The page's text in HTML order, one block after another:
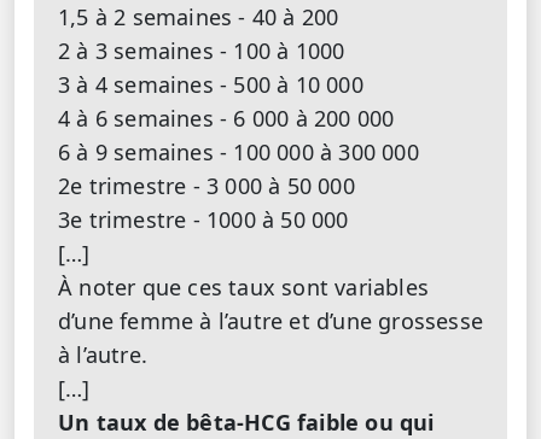
1,5 à 2 semaines - 40 à 200
2 à 3 semaines - 100 à 1000
3 à 4 semaines - 500 à 10 000
4 à 6 semaines - 6 000 à 200 000
6 à 9 semaines - 100 000 à 300 000
2e trimestre - 3 000 à 50 000
3e trimestre - 1000 à 50 000
[…]
À noter que ces taux sont variables
d’une femme à l’autre et d’une grossesse
à l’autre.
[…]
Un taux de bêta-HCG faible ou qui